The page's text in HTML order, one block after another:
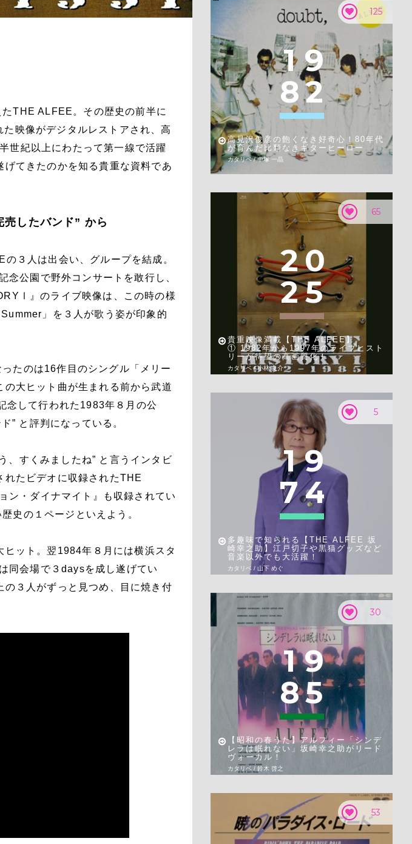
THE ALFEE。その歴史の前半に
映像がデジタルレストアされ、高
世紀以上にわたって第一線で活躍
てきたのかを知る貴重な資料であ
したバンド” から
３人は出会い、グループを結成。
念公園で野外コンサートを敢行し、
』のライブ映像は、この時の様
」を３人が歌う姿が印象的
たのは16作目のシングル「メリー
大ヒット曲が生まれる前から武道
念して行われた1983年８月の公
” と評判になっている。
、すくみましたね” と言うインタビ
れたビデオに収録されたTHE
ン・ダイナマイト』も収録されてい
史の１ページといえよう。
ット。翌1984年８月には横浜スタ
同会場で３daysを成し遂げてい
３人がずっと見つめ、目に焼き付
125
1 9
82
高見沢俊彦の飽くなき好奇心！80年代
が育んだ比類なきギターヒーロー
カタリベ / 中塚 一晶
65
20
25
貴重映像満載【THE ALFEE】
① 1982年から1997年のライブヒスト
リーが待望の高画質化！
カタリベ / 小林 良介
5
1 9
74
多趣味で知られる【THE ALFEE 坂
崎幸之助】江戸切子や黒猫グッズなど
音楽以外でも大活躍！
カタリベ / 山下 めぐ
30
1 9
85
【昭和の春うた】アルフィー「シンデ
レラは眠れない」坂崎幸之助がリード
ヴォーカル！
カタリベ / 鈴木 啓之
53